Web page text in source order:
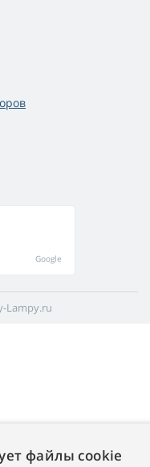
Google
Lampy.ru
файлы cookie